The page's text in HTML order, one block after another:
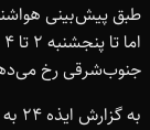
طبق پیش‌بینی
جنوب‌شرقی رخ
به